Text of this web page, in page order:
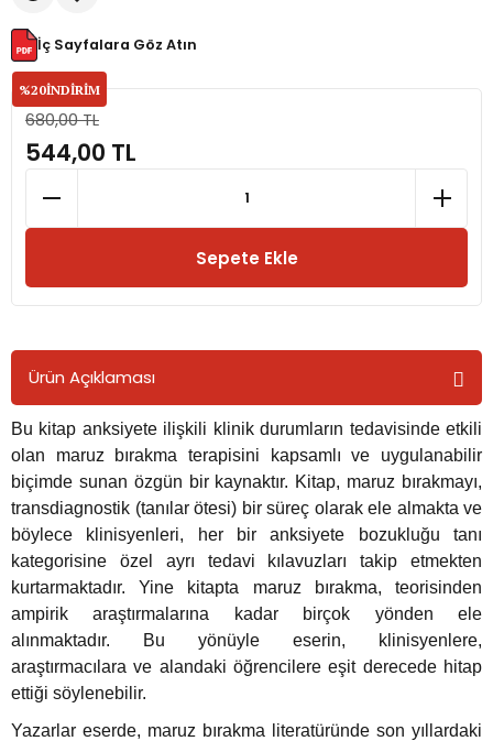
ve Araştırma
Mirası
İç Sayfalara Göz Atın
%20İNDİRİM
680,00 TL
544,00 TL
Sepete Ekle
Ürün Açıklaması
Bu kitap anksiyete ilişkili klinik durumların tedavisinde etkili
olan maruz bırakma terapisini kapsamlı ve uygulanabilir
biçimde sunan özgün bir kaynaktır. Kitap, maruz bırakmayı,
transdiagnostik (tanılar ötesi) bir süreç olarak ele almakta ve
böylece klinisyenleri, her bir anksiyete bozukluğu tanı
kategorisine özel ayrı tedavi kılavuzları takip etmekten
kurtarmaktadır. Yine kitapta maruz bırakma, teorisinden
ampirik araştırmalarına kadar birçok yönden ele
alınmaktadır. Bu yönüyle eserin, klinisyenlere,
araştırmacılara ve alandaki öğrencilere eşit derecede hitap
ettiği söylenebilir.
Yazarlar eserde, maruz bırakma literatüründe son yıllardaki